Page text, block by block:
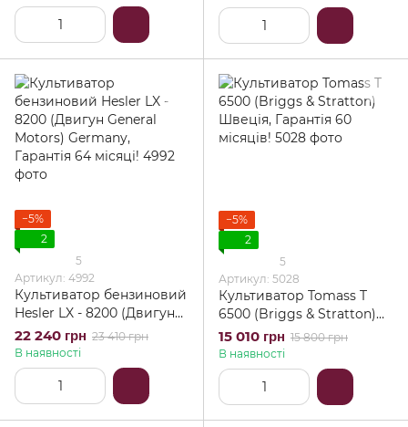
−5%
2
5
Артикул: 4992
Культиватор бензиновий
Hesler LX - 8200 (Двигун
General Motors) Germany,
Гарантія 64 місяці!
22 240 грн 23 410 грн
В наявності
−5%
2
5
Артикул: 5028
Культиватор Tomass T
6500 (Briggs & Stratton)
Швеція, Гарантія 60
місяців!
15 010 грн 15 800 грн
В наявності